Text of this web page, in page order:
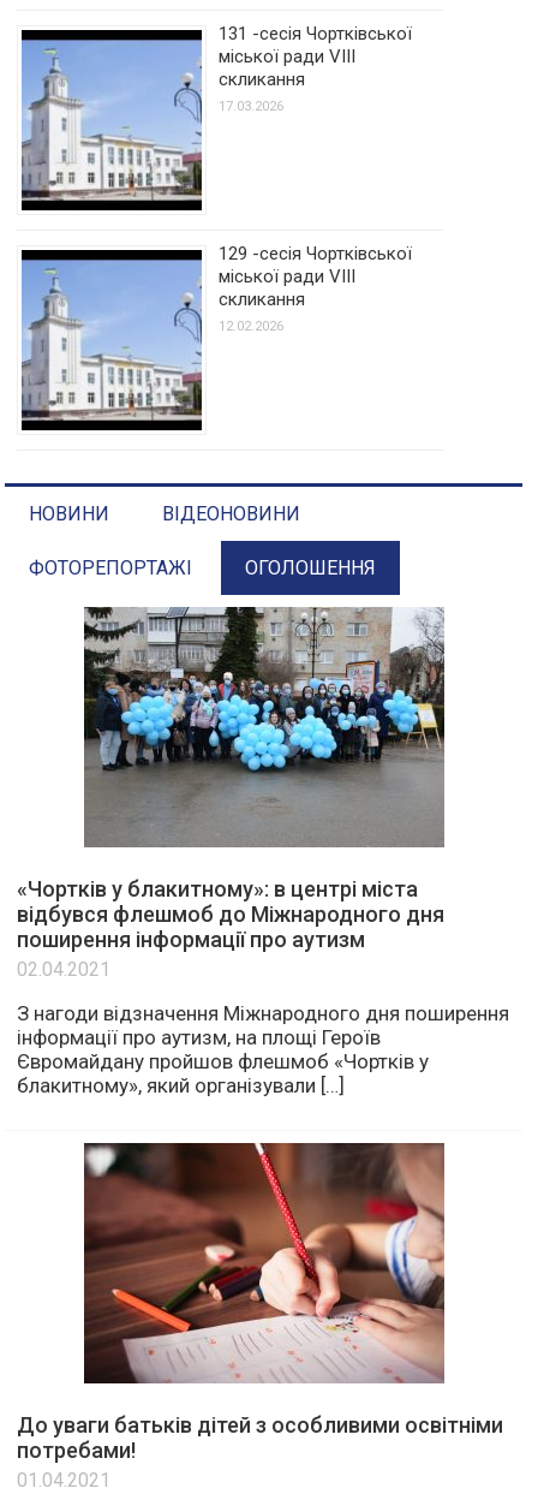
131 -сесія Чортківської
міської ради VIII
скликання
17.03.2026
129 -сесія Чортківської
міської ради VIII
скликання
12.02.2026
НОВИНИ ВІДЕОНОВИНИ
ФОТОРЕПОРТАЖІ ОГОЛОШЕННЯ
«Чортків у блакитному»: в центрі міста
відбувся флешмоб до Міжнародного дня
поширення інформації про аутизм
02.04.2021
З нагоди відзначення Міжнародного дня поширення
інформації про аутизм, на площі Героїв
Євромайдану пройшов флешмоб «Чортків у
блакитному», який організували […]
До уваги батьків дітей з особливими освітніми
потребами!
01.04.2021